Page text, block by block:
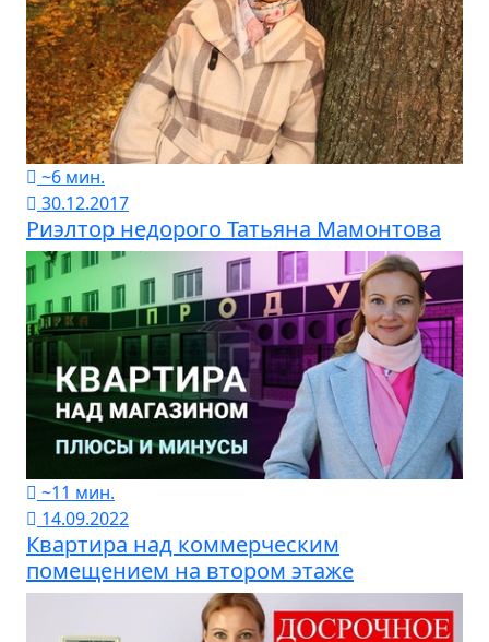
~6 мин.
30.12.2017
Риэлтор недорого Татьяна Мамонтова
~11 мин.
14.09.2022
Квартира над коммерческим
помещением на втором этаже